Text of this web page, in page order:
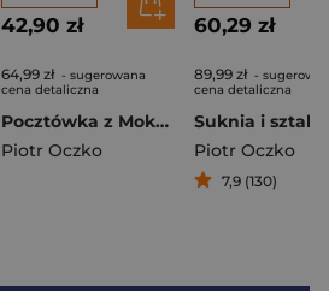
42,90 zł
64,99 zł - sugerowana
cena detaliczna
Pocztówka z Mokum. 21 opowieści o Holandii
Piotr Oczko
60,29 zł
89,99 zł -
cena detaliczna
Piotr Oczko
7,9 (130)